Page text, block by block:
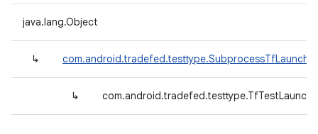
java.lang.Object
↳ com.android.tradefed.testtype.SubprocessTfLauncher
↳